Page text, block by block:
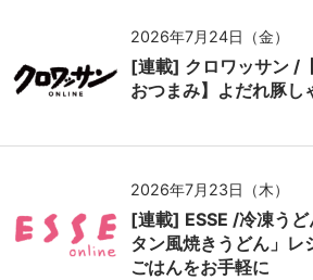
2026年7月24日（金）
[連載] クロワッサン /
おつまみ】よだれ豚し
2026年7月23日（木）
[連載] ESSE /冷凍う
タン風焼きうどん」レ
ごはんをお手軽に